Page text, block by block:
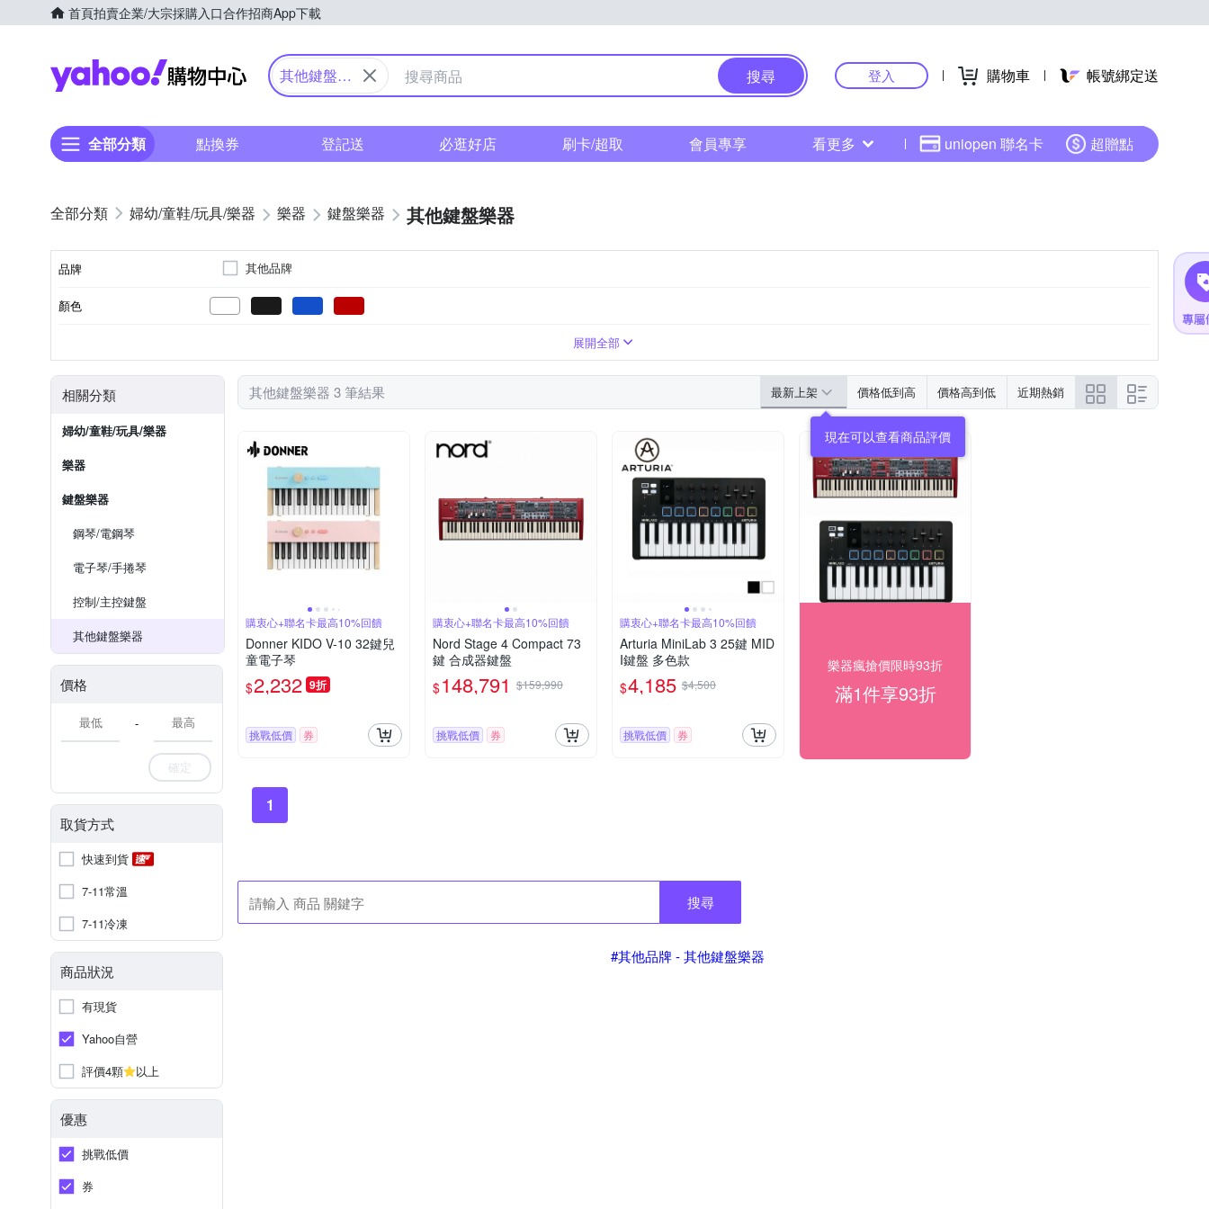
首頁拍賣企業/大宗採購入口合作招商App下載
Yahoo購物中心
其他鍵盤樂
搜尋 登入 購物車 帳號綁定送
全部分類 點換券 登記送 必逛好店 刷卡/超取 會員專享 看更多 uniopen 聯名卡 超贈點
婦幼/童鞋/玩具/樂器 樂器 鍵盤樂器 其他鍵盤樂器
品牌 其他品牌
顏色
展開全部
相關分類
婦幼/童鞋/玩具/樂器
樂器
鍵盤樂器
鋼琴/電鋼琴
電子琴/手捲琴
控制/主控鍵盤
其他鍵盤樂器
價格
-
確定
取貨方式
快速到貨
7-11常溫
7-11冷凍
商品狀況
有現貨
Yahoo自營
評價4顆
以上
優惠
挑戰低價
券
其他鍵盤樂器 3 筆結果 最新上架 價格低到高 價格高到低 近期熱銷
現在可以查看商品評價
購衷心+聯名卡最高10%回饋
Donner KIDO V-10 32鍵兒
童電子琴
$2,232 9折
挑戰低價 券
購衷心+聯名卡最高10%回饋
Nord Stage 4 Compact 73
鍵 合成器鍵盤
$148,791 $159,990
挑戰低價 券
購衷心+聯名卡最高10%回饋
Arturia MiniLab 3 25鍵 MID
I鍵盤 多色款
$4,185 $4,500
挑戰低價 券
樂器瘋搶價限時93折
滿1件享93折
1
搜尋
#其他品牌 - 其他鍵盤樂器